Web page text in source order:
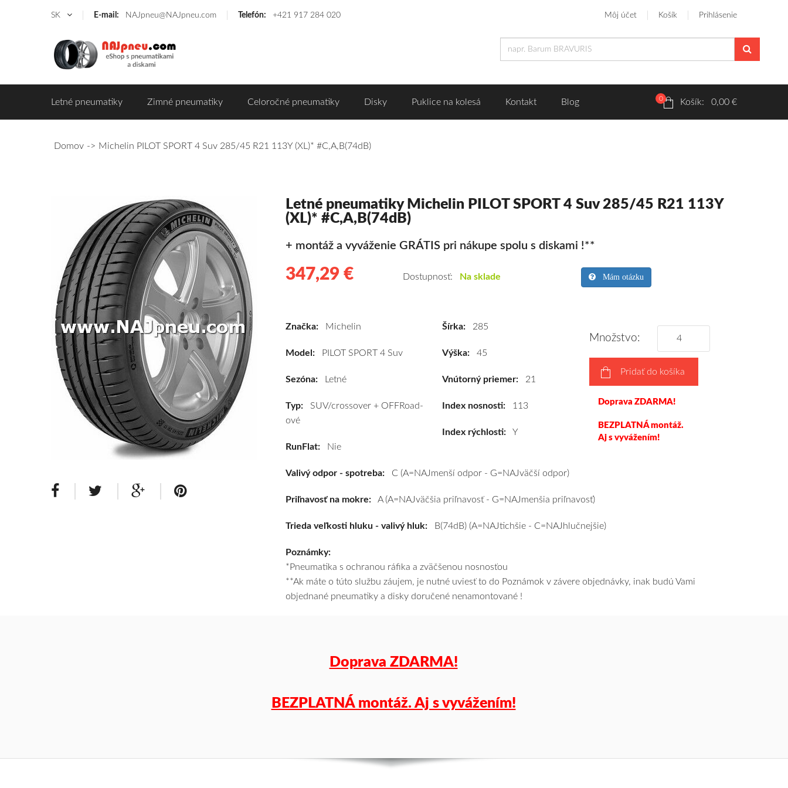
SK E-mail: NAJpneu@NAJpneu.com Telefón: +421 917 284 020 Môj účet Košík Prihlásenie
Letné pneumatiky Zimné pneumatiky Celoročné pneumatiky Disky Puklice na kolesá Kontakt Blog 0 Košík: 0,00 €
Domov Michelin PILOT SPORT 4 Suv 285/45 R21 113Y (XL)* #C,A,B(74dB)
Letné pneumatiky Michelin PILOT SPORT 4 Suv 285/45 R21 113Y
(XL)* #C,A,B(74dB)
+ montáž a vyváženie GRÁTIS pri nákupe spolu s diskami !**
347,29 €
SUV/crossover
Michelin
285/45
(XL)*
za
výhodnú
cenu
pneumatiky
na
výberu
Dostupnosť: Na sklade Mám otázku
Značka: Michelin
Model: PILOT SPORT 4 Suv
Sezóna: Letné
Typ: SUV/crossover + OFFRoad-
ové
RunFlat: Nie
Šírka:285
Výška:45
Vnútorný priemer:21
Index nosnosti:113
Index rýchlosti:Y
Množstvo:
Pridať do košíka
Doprava ZDARMA!
BEZPLATNÁ montáž.
Aj s vyvážením!
Valivý odpor - spotreba: C (A=NAJmenší odpor - G=NAJväčší odpor)
Priľnavosť na mokre: A (A=NAJväčšia priľnavosť - G=NAJmenšia priľnavosť)
Trieda veľkosti hluku - valivý hluk: B(74dB) (A=NAJtichšie - C=NAJhlučnejšie)
Poznámky:
*Pneumatika s ochranou ráfika a zväčšenou nosnosťou
**Ak máte o túto službu záujem, je nutné uviesť to do Poznámok v závere objednávky, inak budú Vami
objednané pneumatiky a disky doručené nenamontované !
Doprava ZDARMA!
BEZPLATNÁ montáž. Aj s vyvážením!